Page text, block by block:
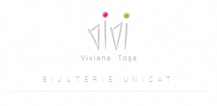
BIJUTERIE UNICAT